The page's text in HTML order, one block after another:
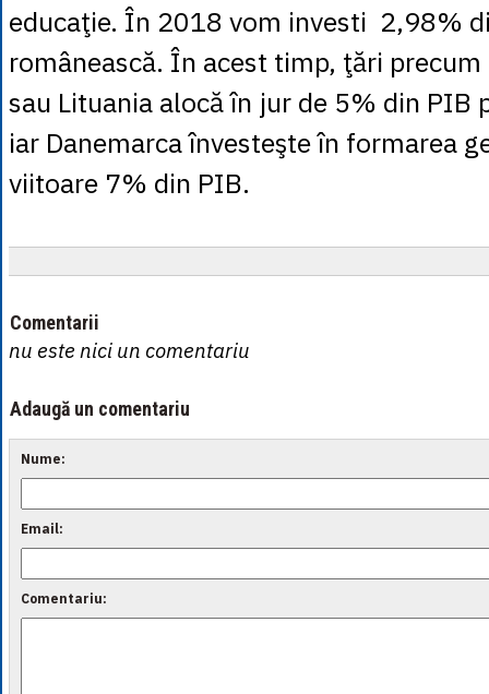
educaţie. În 2018 vom investi 2,98%
românească. În acest timp, ţări
sau Lituania alocă în jur de 5% din PIB
iar Danemarca învesteşte în formarea
viitoare 7% din PIB.
Comentarii
nu este nici un comentariu
Adaugă un comentariu
Nume:
Email:
Comentariu: